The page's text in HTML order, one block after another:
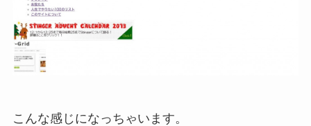
こんな感じになっちゃいます。